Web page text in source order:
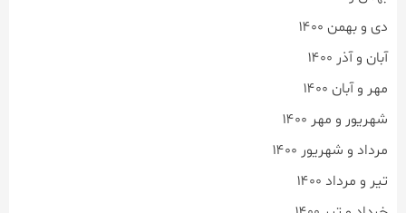
دی و بهمن ۱۴۰۰
آبان و آذر ۱۴۰۰
مهر و آبان ۱۴۰۰
شهریور و مهر ۱۴۰۰
مرداد و شهریور ۱۴۰۰
تیر و مرداد ۱۴۰۰